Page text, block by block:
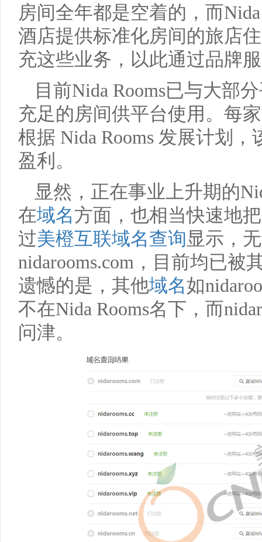
房间全年都是空着的，而
酒店提供标准化房间的旅店
充这些业务，以此通过品牌
目前Nida Rooms已与大部
充足的房间供平台使用。每
根据 Nida Rooms 发展计划，
盈利。
显然，正在事业上升期的
在域名方面，也相当快速地
过美橙互联域名查询显示，
nidarooms.com ，目前均已被
遗憾的是，其他域名如
不在Nida Rooms名下，而
问津。